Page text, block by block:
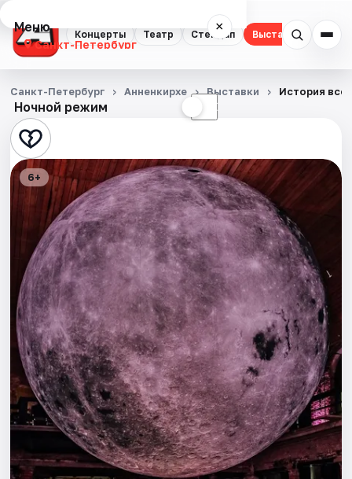
Концерты Театр Стендап Выставки
Меню ×
Санкт-Петербург
Концерты
Театр
Стендап
Выставки
Квесты
Экскурсии
Спорт
События
Города
Площадки
Артисты
Ночной режим ☾
Санкт-Петербург Анненкирхе Выставки История
6+